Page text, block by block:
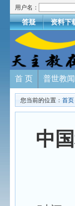
用户名：
答疑 资料下
首 页 普世教闻
您当前的位置： 首页
中